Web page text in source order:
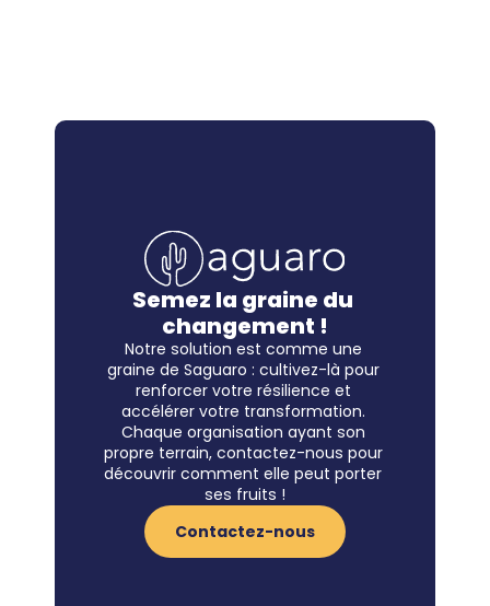
Semez la graine du
changement !
Notre solution est comme une
graine de Saguaro : cultivez-là pour
renforcer votre résilience et
accélérer votre transformation.
Chaque organisation ayant son
propre terrain, contactez-nous pour
découvrir comment elle peut porter
ses fruits !
Contactez-nous